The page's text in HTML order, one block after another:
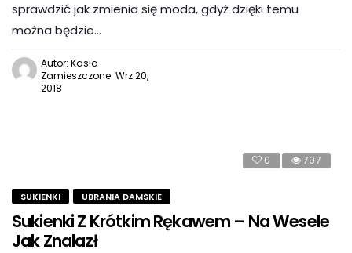
sprawdzić jak zmienia się moda, gdyż dzięki temu
można będzie…
Autor: Kasia
Zamieszczone: Wrz 20,
2018
0 797
SUKIENKI UBRANIA DAMSKIE
Sukienki Z Krótkim Rękawem – Na Wesele
Jak Znalazł